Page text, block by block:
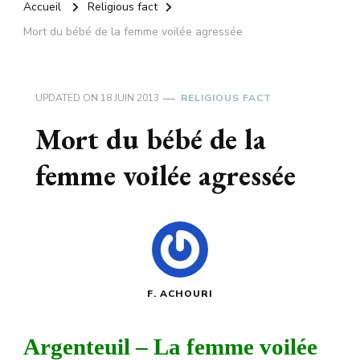
Accueil
Religious fact
Mort du bébé de la femme voilée agressée
UPDATED ON 18 JUIN 2013 RELIGIOUS FACT
Mort du bébé de la
femme voilée agressée
F. ACHOURI
Argenteuil – La femme voilée